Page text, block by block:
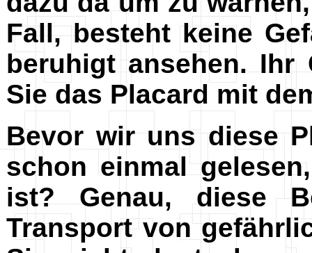
Fall, besteht keine
beruhigt ansehen.
Sie das Placard mit
Bevor wir uns diese
schon einmal
ist? Genau, diese
Transport von